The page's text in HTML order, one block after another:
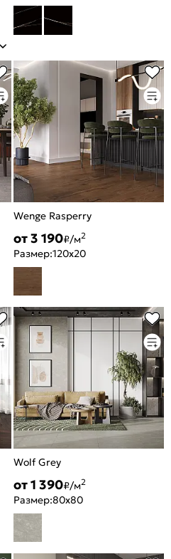
Wenge Rasperry
от 3 190₽/м2
Размер:120x20
Wolf Grey
от 1 390₽/м2
Размер:80x80